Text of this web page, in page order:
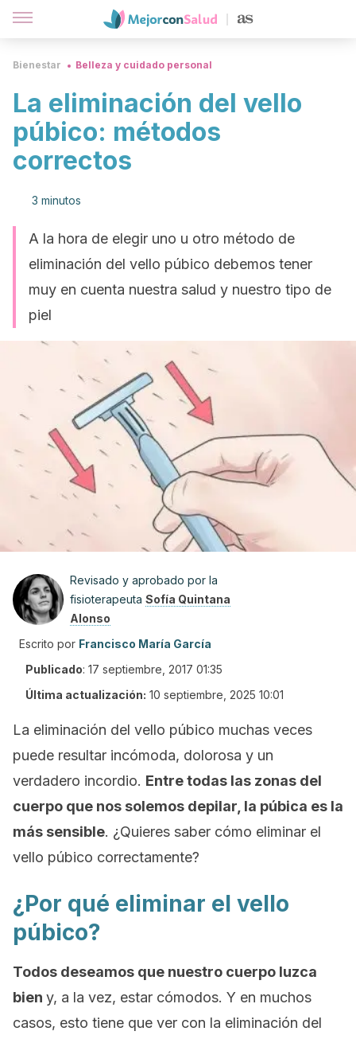
Bienestar Belleza y cuidado personal
La eliminación del vello
púbico: métodos
correctos
3 minutos
A la hora de elegir uno u otro método de
eliminación del vello púbico debemos tener
muy en cuenta nuestra salud y nuestro tipo de
piel
Revisado y aprobado por la
fisioterapeuta Sofía Quintana
Alonso
Escrito por Francisco María García
Publicado: 17 septiembre, 2017 01:35
Última actualización: 10 septiembre, 2025 10:01
La eliminación del vello púbico muchas veces
puede resultar incómoda, dolorosa y un
verdadero incordio. Entre todas las zonas del
cuerpo que nos solemos depilar, la púbica es la
más sensible. ¿Quieres saber cómo eliminar el
vello púbico correctamente?
¿Por qué eliminar el vello
púbico?
Todos deseamos que nuestro cuerpo luzca
bien y, a la vez, estar cómodos. Y en muchos
casos, esto tiene que ver con la eliminación del